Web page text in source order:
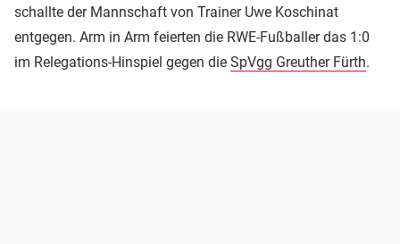
schallte der Mannschaft von Trainer Uwe Koschinat
entgegen. Arm in Arm feierten die RWE-Fußballer das 1:0
im Relegations-Hinspiel gegen die SpVgg Greuther Fürth.